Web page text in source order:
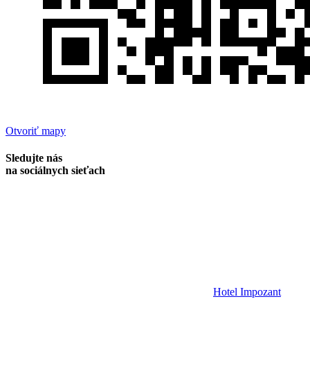
Otvoriť mapy
Sledujte nás
na sociálnych sieťach
Hotel Impozant